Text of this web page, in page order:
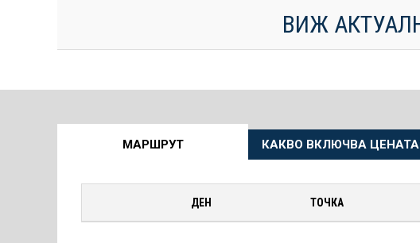
ВИЖ
МАРШРУТ КАКВО ВКЛЮЧВА
ДЕН ТОЧКА